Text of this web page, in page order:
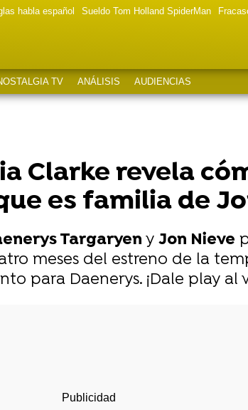
habla español Sueldo Tom Holland SpiderMan
TV ANÁLISIS AUDIENCIAS
Clarke revela
es familia de
Targaryen y Jon Nieve
meses del estreno de la
para Daenerys. ¡Dale play al